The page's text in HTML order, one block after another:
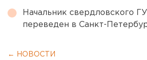
Начальник свердловского
переведен в Санкт-
← НОВОСТИ